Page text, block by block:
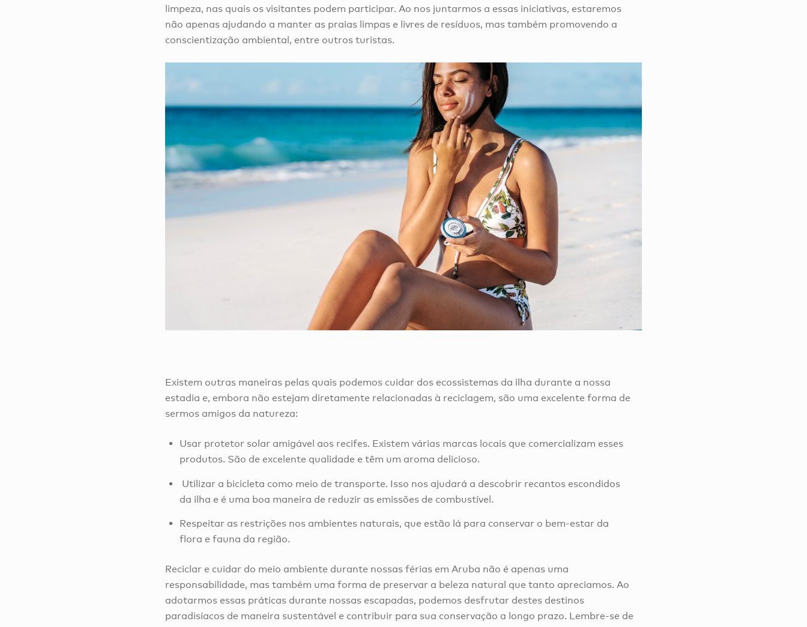
limpeza, nas quais os visitantes podem participar. Ao nos juntarmos a essas iniciativas, estaremos
não apenas ajudando a manter as praias limpas e livres de resíduos, mas também promovendo a
conscientização ambiental, entre outros turistas.
Existem outras maneiras pelas quais podemos cuidar dos ecossistemas da ilha durante a nossa
estadia e, embora não estejam diretamente relacionadas à reciclagem, são uma excelente forma de
sermos amigos da natureza:
Usar protetor solar amigável aos recifes. Existem várias marcas locais que comercializam esses
produtos. São de excelente qualidade e têm um aroma delicioso.
Utilizar a bicicleta como meio de transporte. Isso nos ajudará a descobrir recantos escondidos
da ilha e é uma boa maneira de reduzir as emissões de combustível.
Respeitar as restrições nos ambientes naturais, que estão lá para conservar o bem-estar da
flora e fauna da região.
Reciclar e cuidar do meio ambiente durante nossas férias em Aruba não é apenas uma
responsabilidade, mas também uma forma de preservar a beleza natural que tanto apreciamos. Ao
adotarmos essas práticas durante nossas escapadas, podemos desfrutar destes destinos
paradisíacos de maneira sustentável e contribuir para sua conservação a longo prazo. Lembre-se de